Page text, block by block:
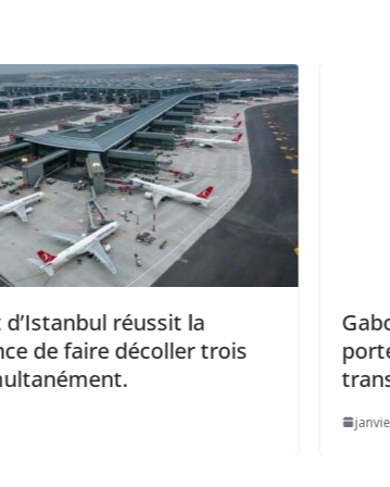
Gabon: INFRAGROUP
porte un projet de
transport routier.